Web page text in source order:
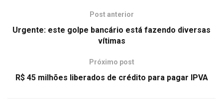
Post anterior
Urgente: este golpe bancário está fazendo diversas
vítimas
Próximo post
R$ 45 milhões liberados de crédito para pagar IPVA